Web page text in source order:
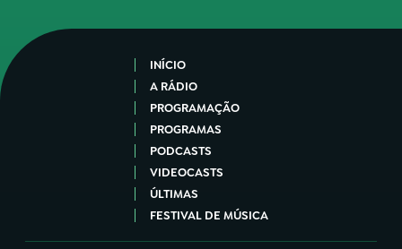
INÍCIO
A RÁDIO
PROGRAMAÇÃO
PROGRAMAS
PODCASTS
VIDEOCASTS
ÚLTIMAS
FESTIVAL DE MÚSICA